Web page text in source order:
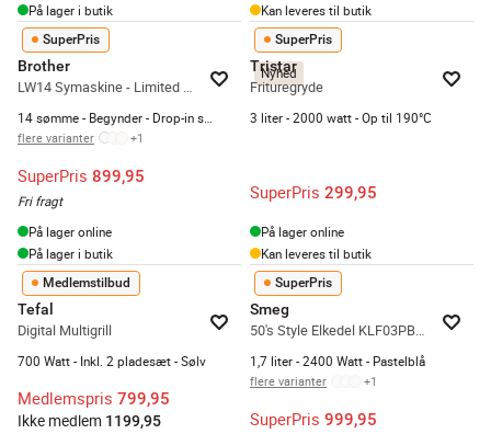
På lager i butik Kan leveres til butik
SuperPris
Brother
LW14 Symaskine - Limited edition
flere varianter +1
SuperPris 899,95
Fri fragt
På lager online
På lager i butik
Nyhed
SuperPris
Tristar
Frituregryde
3 liter - 2000 watt - Op til 190°C
SuperPris 299,95
På lager online
Kan leveres til butik
Medlemstilbud
Tefal
Digital Multigrill
700 Watt - Inkl. 2 pladesæt - Sølv
Medlemspris 799,95
Ikke medlem 1199,95
SuperPris
Smeg
50's Style Elkedel KLF03PBEU
1,7 liter - 2400 Watt - Pastelblå
flere varianter +1
SuperPris 999,95